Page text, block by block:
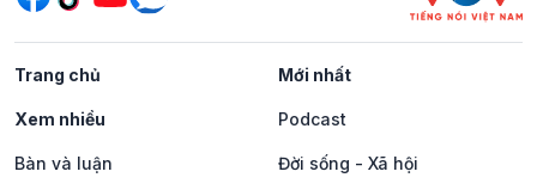
Trang chủ Mới nhất
Xem nhiều Podcast
Bàn và luận Đời sống - Xã hội